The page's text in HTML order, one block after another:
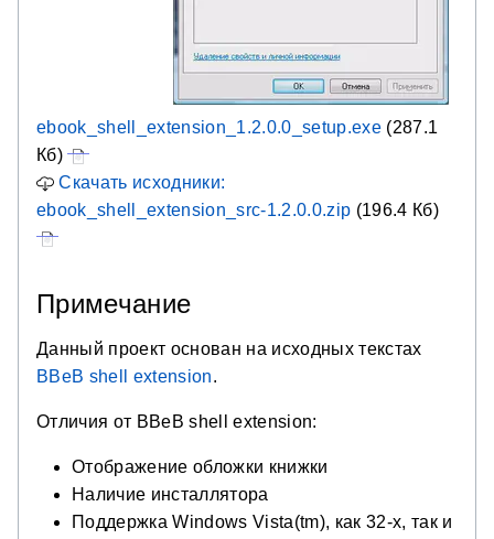
ebook_shell_extension_1.2.0.0_setup.exe(287.1
Кб)
Скачать исходники:
ebook_shell_extension_src-1.2.0.0.zip (196.4 Кб)
Примечание
Данный проект основан на исходных текстах
BBeB shell extension.
Отличия от BBeB shell extension:
Отображение обложки книжки
Наличие инсталлятора
Поддержка Windows Vista(tm), как 32-х, так и